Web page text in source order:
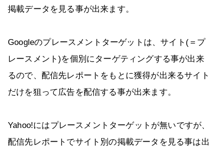
掲載データを見る事が出来ます。
Googleのプレースメントターゲットは、サイト(＝プ
レースメント)を個別にターゲティングする事が出来
るので、配信先レポートをもとに獲得が出来るサイト
だけを狙って広告を配信する事が出来ます。
Yahoo!にはプレースメントターゲットが無いですが、
配信先レポートでサイト別の掲載データを見る事は出